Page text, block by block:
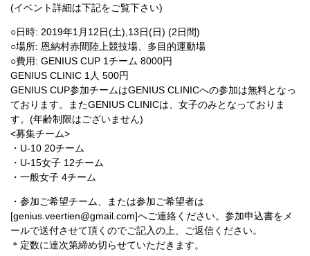
(イベント詳細は下記をご覧下さい)
○日時: 2019年1月12日(土),13日(日) (2日間)
○場所: 恩納村赤間陸上競技場、多目的運動場
○費用: GENIUS CUP 1チーム 8000円
GENIUS CLINIC 1人 500円
GENIUS CUP参加チームはGENIUS CLINICへの参加は無料となっ
ております。またGENIUS CLINICは、女子のみとなっておりま
す。(年齢制限はございません)
<募集チーム>
・U-10 20チーム
・U-15女子 12チーム
・一般女子 4チーム
・参加ご希望チーム、または参加ご希望者は
[‭genius.veertien@gmail.com‬]へご連絡ください。参加申込書をメ
ールで送付させて頂くのでご記入の上、ご返信ください。
＊定数に達次第締め切らせていただきます。